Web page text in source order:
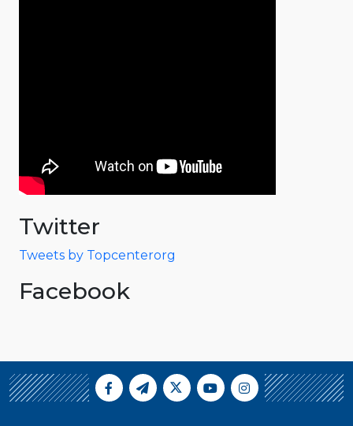
Twitter
Tweets by Topcenterorg
Facebook